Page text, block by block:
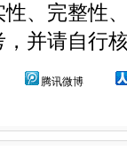
、完整性
并请自行
腾讯微博